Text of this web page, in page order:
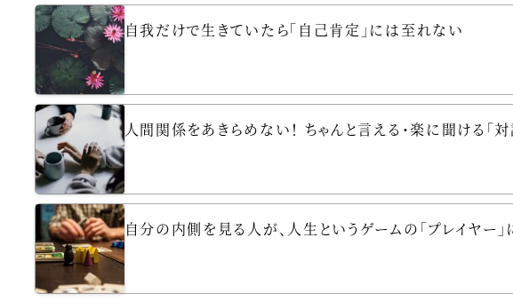
自我だけで生きていたら「自己肯定」には至れない
人間関係をあきらめない！ ちゃんと言える・楽に聞ける「
自分の内側を見る人が、人生というゲームの「プレイヤー」